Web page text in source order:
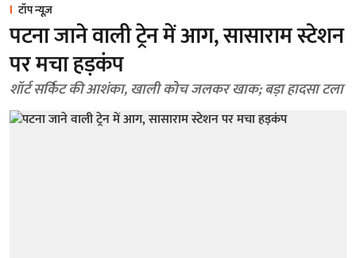
टॉप न्यूज़
पटना जाने वाली ट्रेन में आग, सासाराम स्टेशन
पर मचा हड़कंप
शॉर्ट सर्किट की आशंका, खाली कोच जलकर खाक; बड़ा हादसा टला